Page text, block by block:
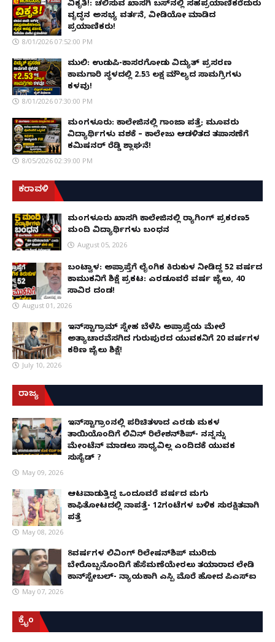
ವಿಕೃತಿ!: ಚಲಿಸುವ ಖಾಸಗಿ ಬಸ್‌ನಲ್ಲಿ ಸಹಪ್ರಯಾಣಿಕರೆದುರು
ವೃದ್ಧನ ಅಸಭ್ಯ ವರ್ತನೆ, ವೀಡಿಯೋ ಮಾಡಿದ
ಪ್ರಯಾಣಿಕರು!
8/01/2026 07:52:00 PM
ಮುಲ್ಕಿ: ಉಡುಪಿ-ಕಾಸರಗೋಡು ವಿದ್ಯುತ್ ಪ್ರಸರಣ
ಕಾಮಗಾರಿ ಸ್ಥಳದಲ್ಲಿ ₹2.53 ಲಕ್ಷ ಮೌಲ್ಯದ ಸಾಮಗ್ರಿಗಳು
ಕಳವು!
8/01/2026 07:30:00 PM
ಮಂಗಳೂರು: ಕಾಲೇಜಿನಲ್ಲಿ ಗಾಂಜಾ ಪತ್ತೆ; ಮೂವರು
ವಿದ್ಯಾರ್ಥಿಗಳು ವಶಕ್ಕೆ – ಕಾಲೇಜು ಆಡಳಿತದ ತಪಾಸಣೆಗೆ
ಕಮಿಷನರ್ ರೆಡ್ಡಿ ಶ್ಲಾಘನೆ!
8/05/2026 02:39:00 PM
ಕರಾವಳಿ
ಮಂಗಳೂರು ಖಾಸಗಿ ಕಾಲೇಜಿನಲ್ಲಿ ರ‌್ಯಾಗಿಂಗ್ ಪ್ರಕರಣ5
ಮಂದಿ ವಿದ್ಯಾರ್ಥಿಗಳು ಬಂಧನ
August 05, 2026
ಬಂಟ್ವಾಳ: ಅಪ್ರಾಪ್ತೆಗೆ ಲೈಂಗಿಕ ಕಿರುಕುಳ ನೀಡಿದ್ದ 52 ವರ್ಷದ
ಕಾಮುಕನಿಗೆ ಶಿಕ್ಷೆ ಪ್ರಕಟ: ಎರಡೂವರೆ ವರ್ಷ ಜೈಲು, ₹40
ಸಾವಿರ ದಂಡ!
August 01, 2026
ಇನ್‌ಸ್ಟಾಗ್ರಾಮ್ ಸ್ನೇಹ ಬೆಳೆಸಿ ಅಪ್ರಾಪ್ತೆಯ ಮೇಲೆ
ಅತ್ಯಾಚಾರವೆಸಗಿದ ಗುರುಪುರದ ಯುವಕನಿಗೆ 20 ವರ್ಷಗಳ
ಕಠಿಣ ಜೈಲು ಶಿಕ್ಷೆ!
July 10, 2026
ರಾಜ್ಯ
ಇನ್​ಸ್ಟಾಗ್ರಾಂನಲ್ಲಿ ಪರಿಚಿತಳಾದ ಎರಡು ಮಕ್ಕಳ
ತಾಯಿಯೊಂದಿಗೆ ಲಿವಿನ್ ರಿಲೇಶನ್​ಶಿಪ್- ನನ್ನನ್ನು
ಮೇಂಟೆನ್ ಮಾಡಲು ಸಾಧ್ಯವಿಲ್ಲ ಎಂದಿದಕ್ಕೆ ಯುವಕ
ಸುಸೈಡ್ ?
May 09, 2026
ಆಟವಾಡುತ್ತಿದ್ದ ಒಂದೂವರೆ ವರ್ಷದ ಮಗು
ಕಾಫಿತೋಟದಲ್ಲಿ ನಾಪತ್ತೆ- 12ಗಂಟೆಗಳ ಬಳಿಕ ಸುರಕ್ಷಿತವಾಗಿ
ಪತ್ತೆ
May 08, 2026
8ವರ್ಷಗಳ ಲಿವಿಂಗ್‌ ರಿಲೇಷನ್‌ಶಿಪ್ ಮುರಿದು
ಬೇರೊಬ್ಬನೊಂದಿಗೆ ಹೆಸೆಮಣೆಯೇರಲು ತಯಾರಾದ ಲೇಡಿ
ಕಾನ್‌ಸ್ಟೇಬಲ್- ನ್ಯಾಯಕ್ಕಾಗಿ ಎಸ್ಪಿ ಮೊರೆ ಹೋದ ಪಿಎಸ್ಐ
May 07, 2026
ಕ್ರೈಂ